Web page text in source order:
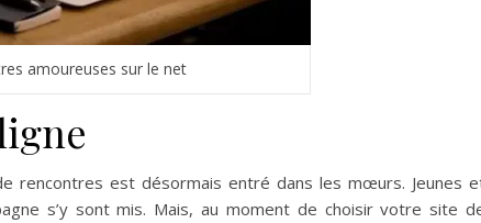
amoureuses sur le net
rencontres est désormais entré dans les mœurs. Jeunes
s’y sont mis. Mais, au moment de choisir votre site